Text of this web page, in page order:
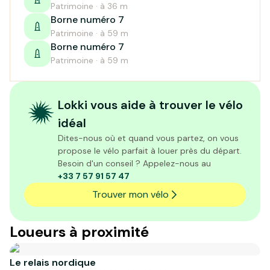
Patrimoine · à 36 m
Borne numéro 7
Patrimoine · à 59 m
Borne numéro 7
Patrimoine · à 59 m
Lokki vous aide à trouver le vélo
idéal
Dites-nous où et quand vous partez, on vous
propose le vélo parfait à louer près du départ.
Besoin d'un conseil ? Appelez-nous au
+33 7 57 91 57 47
Trouver mon vélo
Loueurs à proximité
Le relais nordique